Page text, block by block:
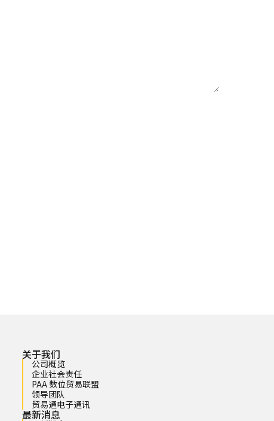
关于我们
公司概览
企业社会责任
PAA 数位贸易联盟
领导团队
贸易通电子通讯
最新消息